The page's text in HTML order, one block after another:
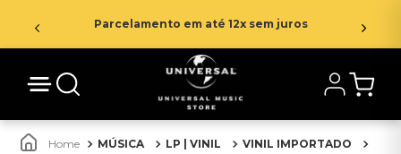
Parcelamento em até 12x sem juros
MÚSICA LP | VINIL
VINIL IMPORTADO